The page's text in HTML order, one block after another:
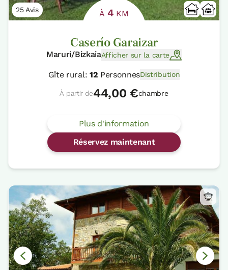
25 Avis À 4 KM
Caserío Garaizar
Maruri/BizkaiaAfficher sur la carte
Gîte rural: 12 PersonnesDistribution
À partir de44,00 €chambre
Plus d'information
Réservez maintenant